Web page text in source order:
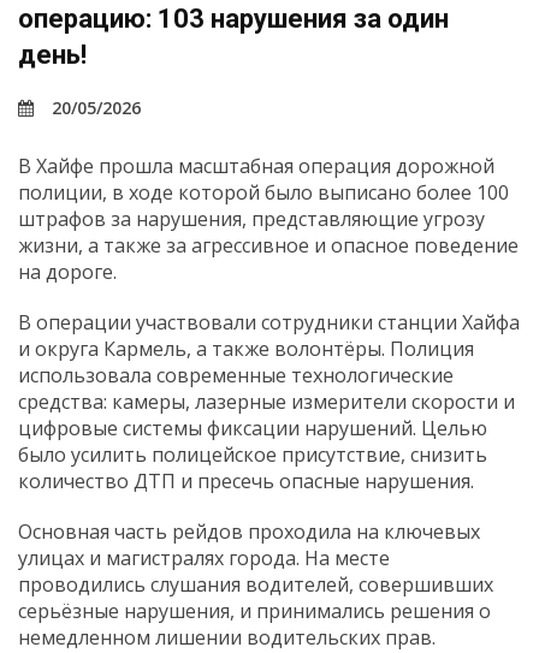
операцию: 103 нарушения за один
день!
20/05/2026
В Хайфе прошла масштабная операция дорожной
полиции, в ходе которой было выписано более 100
штрафов за нарушения, представляющие угрозу
жизни, а также за агрессивное и опасное поведение
на дороге.
В операции участвовали сотрудники станции Хайфа
и округа Кармель, а также волонтёры. Полиция
использовала современные технологические
средства: камеры, лазерные измерители скорости и
цифровые системы фиксации нарушений. Целью
было усилить полицейское присутствие, снизить
количество ДТП и пресечь опасные нарушения.
Основная часть рейдов проходила на ключевых
улицах и магистралях города. На месте
проводились слушания водителей, совершивших
серьёзные нарушения, и принимались решения о
немедленном лишении водительских прав.